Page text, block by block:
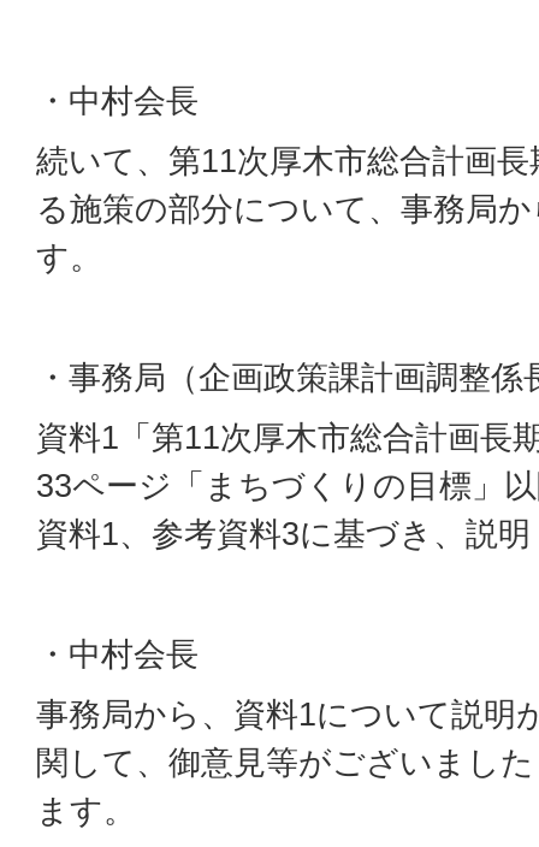
・中村会長
続いて、第11次厚木市総合計画
る施策の部分について、事務局
す。
・事務局（企画政策課計画調整係
資料1「第11次厚木市総合計画長
33ページ「まちづくりの目標」
資料1、参考資料3に基づき、説明
・中村会長
事務局から、資料1について説明
関して、御意見等がございまし
ます。